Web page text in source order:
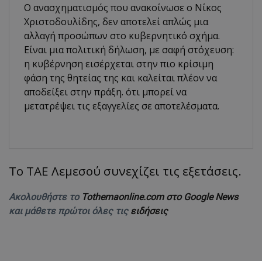
Ο ανασχηματισμός που ανακοίνωσε ο Νίκος
Χριστοδουλίδης, δεν αποτελεί απλώς μια
αλλαγή προσώπων στο κυβερνητικό σχήμα.
Είναι μια πολιτική δήλωση, με σαφή στόχευση:
η κυβέρνηση εισέρχεται στην πιο κρίσιμη
φάση της θητείας της και καλείται πλέον να
αποδείξει στην πράξη. ότι μπορεί να
μετατρέψει τις εξαγγελίες σε αποτελέσματα.
Το ΤΑΕ Λεμεσού συνεχίζει τις εξετάσεις.
Ακολουθήστε το Tothemaonline.com στο Google News
και μάθετε πρώτοι όλες τις ειδήσεις